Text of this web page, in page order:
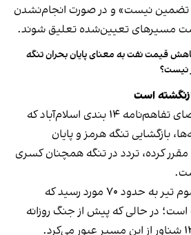
تضمین نیست» و در صورت انجام‌نشدن
مسیرهای تعیین‌شده تعلیق شوند.
قیمت نفت به معنای پایان بحران تنگه
نیست؟
است
با گذشت دو هفته از امضای تفاهم‌نامه ۱۴ بندی اسلام‌آباد که
بازگشایی تنگه هرمز و پایان
مقرر کرده، تردد در تنگه همچنان کسری
شمار تردد شناورها در سوم تیر به حدود ۷۰ مورد رسید که
است؛ در حالی که پیش از جنگ روزانه